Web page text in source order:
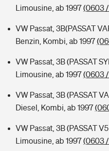
Limousine, ab 1997(0603
VW Passat, 3B(PASSAT
Benzin, Kombi, ab 1997
VW Passat, 3B (PASSAT
Limousine, ab 1997(0603
VW Passat, 3B (PASSAT
Diesel, Kombi, ab 1997
VW Passat, 3B (PASSAT
Limousine, ab 1997(0603